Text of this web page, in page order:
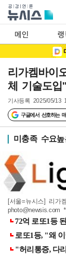
메인
리가켐바이
체 기술도입"
기사등록 2025/05/13
구글에서 선호하는
미충족 수요
[서울=뉴시스] 리가
photo@newsis.com